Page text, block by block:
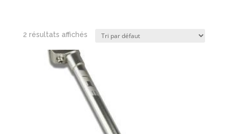
2 résultats affichés